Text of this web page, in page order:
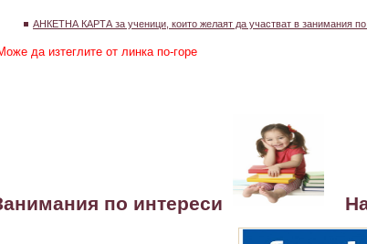
АНКЕТНА КАРТА за ученици, които желаят да участват в занимания
да изтеглите от линка по-горе
по интереси